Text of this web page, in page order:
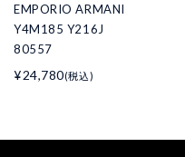
EMPORIO ARMANI
Y4M185 Y216J
80557
¥24,780(税込)